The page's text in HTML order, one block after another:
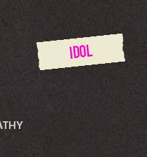
IDOL